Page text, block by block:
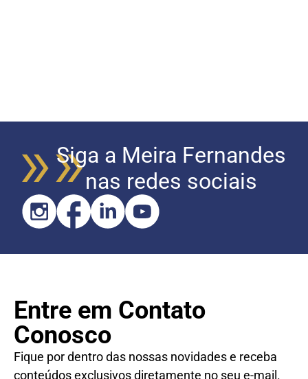
Siga a Meira Fernandes
nas redes sociais
Entre em Contato
Conosco
Fique por dentro das nossas novidades e receba
conteúdos exclusivos diretamente no seu e-mail.